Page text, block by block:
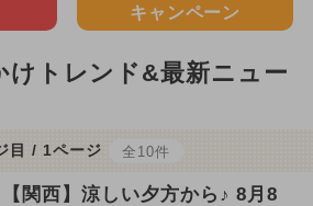
キャンペーン
けトレンド&最新ニュー
目 / 1ページ 全10件
【関西】涼しい夕方から♪ 8月8